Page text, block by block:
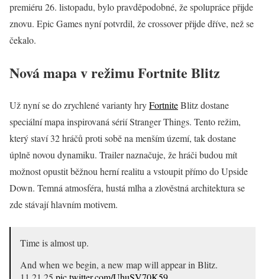
premiéru 26. listopadu, bylo pravděpodobné, že spolupráce přijde
znovu. Epic Games nyní potvrdil, že crossover přijde dříve, než se
čekalo.
Nová mapa v režimu Fortnite Blitz
Už nyní se do zrychlené varianty hryFortniteBlitz dostane
speciální mapa inspirovaná sérií Stranger Things. Tento režim,
který staví 32 hráčů proti sobě na menším území, tak dostane
úplně novou dynamiku. Trailer naznačuje, že hráči budou mít
možnost opustit běžnou herní realitu a vstoupit přímo do Upside
Down. Temná atmosféra, hustá mlha a zlověstná architektura se
zde stávají hlavním motivem.
Time is almost up.
And when we begin, a new map will appear in Blitz.